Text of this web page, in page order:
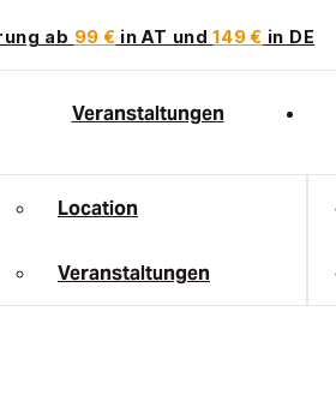
ab 99 € in AT und149 € in DE
Veranstaltungen
Location
Veranstaltungen